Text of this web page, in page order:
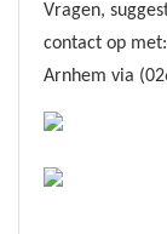
Vragen,
contact op
Arnhem via